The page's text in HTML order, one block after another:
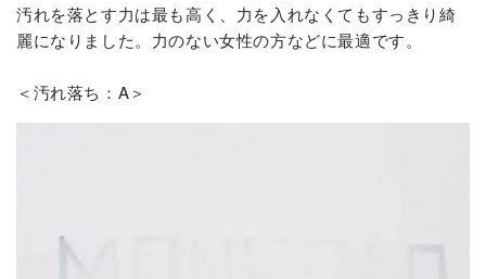
汚れを落とす力は最も高く、力を入れなくてもすっきり綺
麗になりました。力のない女性の方などに最適です。
＜汚れ落ち：A＞